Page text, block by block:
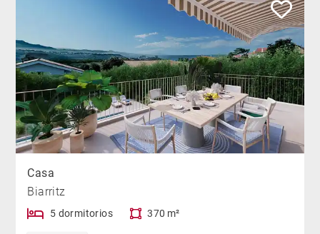
Casa
Biarritz
5 dormitorios 370 m²